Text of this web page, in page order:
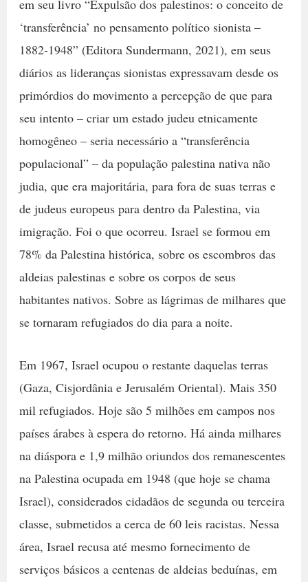
em seu livro “Expulsão dos palestinos: o conceito de
‘transferência’ no pensamento político sionista –
1882-1948” (Editora Sundermann, 2021), em seus
diários as lideranças sionistas expressavam desde os
primórdios do movimento a percepção de que para
seu intento – criar um estado judeu etnicamente
homogêneo – seria necessário a “transferência
populacional” – da população palestina nativa não
judia, que era majoritária, para fora de suas terras e
de judeus europeus para dentro da Palestina, via
imigração. Foi o que ocorreu. Israel se formou em
78% da Palestina histórica, sobre os escombros das
aldeias palestinas e sobre os corpos de seus
habitantes nativos. Sobre as lágrimas de milhares que
se tornaram refugiados do dia para a noite.
Em 1967, Israel ocupou o restante daquelas terras
(Gaza, Cisjordânia e Jerusalém Oriental). Mais 350
mil refugiados. Hoje são 5 milhões em campos nos
países árabes à espera do retorno. Há ainda milhares
na diáspora e 1,9 milhão oriundos dos remanescentes
na Palestina ocupada em 1948 (que hoje se chama
Israel), considerados cidadãos de segunda ou terceira
classe, submetidos a cerca de 60 leis racistas. Nessa
área, Israel recusa até mesmo fornecimento de
serviços básicos a centenas de aldeias beduínas, em